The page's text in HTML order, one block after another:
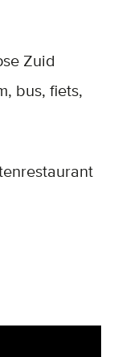
Zuid
bus, fiets,